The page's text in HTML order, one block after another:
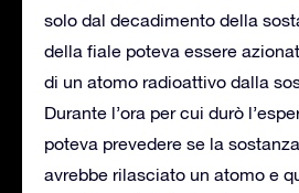
solo dal decadimento della
della fiale poteva essere
di un atomo radioattivo dalla
Durante l’ora per cui durò
poteva prevedere se la
avrebbe rilasciato un atomo e